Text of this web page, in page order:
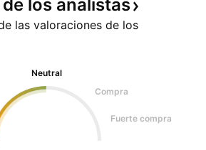
los analistas
las valoraciones de los
Neutral
Compra
Fuerte compra